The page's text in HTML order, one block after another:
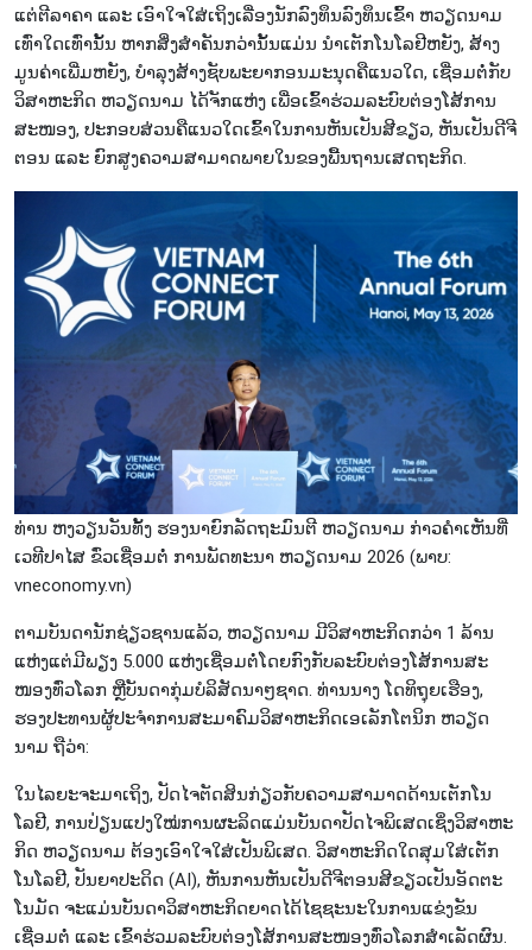
ແຕ່​ຕີ​ລາ​ຄາ ແລະ ເອົາ​ໃຈ​ໃສ່​ເຖິງ​ເລື່ອງນັກ​ລົງ​ທຶນ​ລົງທຶນ​​​ເຂົ້າ ຫວຽດ​ນາມ
ເທົ່າ​ໃດເທົ່າ​ນັ້ນ ​ຫາກ​​ສິ່ງສຳ​ຄັນ​ກວ່າ​ນັ້ນ​ແມ່ນ ນຳ​ເຕັກ​ໂນ​ໂລ​ຢີ​ຫຍັງ, ສ້າງ​
ມູນ​ຄ່າ​ເພີ່ມ​ຫຍັງ, ບຳ​ລຸງ​ສ້າງຊັບ​ພະ​ຍາ​ກອນ​ມະ​ນຸດຄື​ແນວ​ໃດ, ເຊື່ອມ​ຕໍ່​ກັບ​
ວິ​ສາ​ຫະ​ກິດ ຫວຽດ​ນາມ ໄດ້ຈັກ​ແຫ່ງ ເພື່ອ​ເຂົ້າ​ຮ່ວມ​ລະ​ບົບ​​ຕ່ອງ​ໂສ້​ການ
ສະ​ໜອງ, ປະ​ກອບ​ສ່ວນ​​ຄືແນວ​ໃດ​ເຂົ້າໃນ​ການ​ຫັນ​ເປັນ​ສີ​ຂຽວ, ຫັນ​ເປັນ​ດີ​ຈີ​
ຕອນ ແລະ ຍົກ​ສູງ​ຄວາມ​ສາ​ມາດ​ພາຍ​ໃນ​ຂອງ​ພື້ນ​ຖານ​ເສດ​ຖະ​ກິດ.
​ທ່ານ ​ຫງວຽນ​ວັນ​ທັ້ງ ຮອງ​ນາ​ຍົກ​ລັດ​ຖະ​ມົນ​ຕີ ຫວຽດ​ນາມ ກ່າວ​ຄຳ​ເຫັນ​ທີ່​
ເວ​ທີ​ປາ​ໄສ ຂົ່ວ​ເຊື່ອມ​ຕໍ່ ການພັດ​ທະ​ນາ ຫວຽດ​ນາມ 2026 (ພາບ:
vneconomy.vn)
ຕາມ​ບັນ​ດາ​ນັກ​ຊ່ຽວ​ຊານ​ແລ້ວ, ຫວຽດ​ນາມ​ ມີ​ວິ​ສາ​ຫະ​ກິດກວ່າ 1 ລ້ານ​
ແຫ່ງ​ແຕ່ມີ​ພຽງ​ 5.000 ແຫ່ງ​ເຊື່ອມ​ຕໍ່​ໂດຍ​ກົງ​ກັບ​ລະ​ບົບຕ່ອງ​ໂສ້​ການ​ສະ​
ໜອງ​ທົ່ວ​ໂລກ ຫຼື​ບັນ​ດາ​ກຸ່ມ​ບໍ​ລິ​ສັດ​ນາ​ໆຊາດ. ທ່ານ​ນາງ ໂດ​ທິ​ຖຸຍ​ເຮືອງ,
ຮອງ​ປະ​ທານ​ຜູ້​ປະ​ຈຳ​ການ​ສະ​ມາ​ຄົມ​ວິ​ສາ​ຫະ​ກິດ​ເອ​ເລັກ​ໂຕ​ນິກ ຫວຽດ​
ນາມ ຖື​ວ່າ:
ໃນ​ໄລ​ຍະ​ຈະ​ມາ​ເຖິງ, ປັດ​ໄຈ​ຕັດ​ສິນ​ກ່ຽວ​ກັບ​ຄວາມ​ສາ​ມາດ​ດ້ານເຕັກ​ໂນ​
ໂລຢີ, ​ການປ່ຽນ​ແປງ​ໃໝ່​ການ​ຜະ​ລິດ​ແມ່ນ​ບັນ​ດາ​ປ​ັດ​ໄຈ​ພິ​ເສດ​ເຊິ່ງວິ​ສາ​ຫະ​
ກິດ ຫວຽດ​ນາມ ຕ້ອງ​​ເອົາ​ໃຈ​ໃສ່​ເປັນ​ພິ​ເສດ. ວິ​ສາ​ຫະ​ກິດ​ໃດ​ສຸມ​ໃສ່​ເຕັກ​
ໂນ​ໂລ​ຢີ, ປັນ​ຍາ​ປະ​ດິດ (AI), ຫັນ​ການຫັນ​ເປັນ​ດີ​ຈີ​ຕອນ​ສີ​ຂຽວເປັນ​ອັດ​ຕະ​
ໂນ​ມັດ ຈະ​ແມ່ນ​ບັນ​ດາ​ວິ​ສາ​ຫະ​ກິດ​ຍາດ​ໄດ້​ໄຊ​ຊະ​ນະ​ໃນ​ການ​ແຂ່ງ​ຂັນ​​
ເຊື່ອມ​ຕໍ່ ແລະ ເຂົ້າ​ຮ່ວມ​ລະ​ບົບ​ຕ່ອງ​ໂສ້​ການສ​ະ​ໜອງ​ທົ່ວ​ໂລກ​ສຳ​ເລັດ​ຜົນ.